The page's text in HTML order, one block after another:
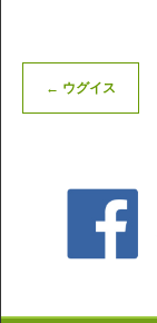
← ウグイス